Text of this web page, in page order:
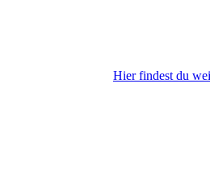
Hier findest du